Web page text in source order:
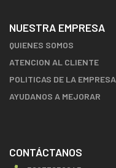
NUESTRA EMPRESA
QUIENES SOMOS
ATENCION AL CLIENTE
POLITICAS DE LA EMPRESA
AYUDANOS A MEJORAR
CONTÁCTANOS